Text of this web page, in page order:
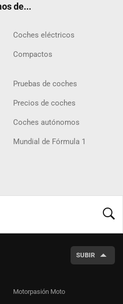
de...
Coches eléctricos
Compactos
Pruebas de coches
Precios de coches
Coches autónomos
Mundial de Fórmula 1
SUBIR
Motorpasión Moto